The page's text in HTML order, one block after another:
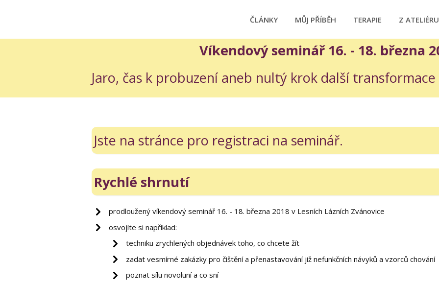
ČLÁNKY MŮJ PŘÍBĚH TERAPIE Z ATELIÉRU
Víkendový seminář 16. - 18. března
Jaro, čas k probuzení aneb nultý krok další transformace
Jste na stránce pro registraci na seminář.
Rychlé shrnutí
prodloužený víkendový seminář 16. - 18. března 2018 v Lesních Lázních Zvánovice
osvojíte si například:
techniku zrychlených objednávek toho, co chcete žít
zadat vesmírné zakázky pro čištění a přenastavování již nefunkčních návyků a vzorců chování
poznat sílu novoluní a co sní